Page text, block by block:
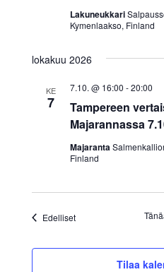
Lakuneukkari
Kymenlaakso, Finland
lokakuu 2026
KE
7
Tampereen
Majarannassa
7.10. @ 16:00 -20:00
Majaranta
Finland
EdellisetTapahtumat
Tilaa